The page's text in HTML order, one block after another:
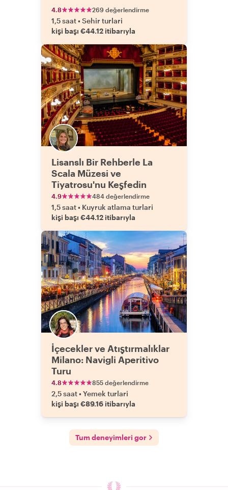
4.8 269 değerlendirme
1,5 saat•Sehir turlari
kişi başı €44.12 itibarıyla
Lisanslı Bir Rehberle La
Scala Müzesi ve
Tiyatrosu'nu Keşfedin
4.9 484 değerlendirme
1,5 saat• Kuyruk atlama turlari
kişi başı €44.12 itibarıyla
İçecekler ve Atıştırmalıklar
Milano: Navigli Aperitivo
Turu
4.8 855 değerlendirme
2,5 saat•Yemek turlari
kişi başı €89.16 itibarıyla
Tum deneyimleri gor